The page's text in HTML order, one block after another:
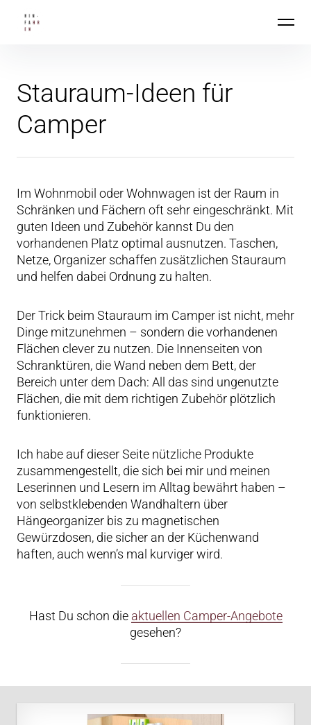
überspringenHin-Fahren
Stauraum-Ideen für
Camper
Im Wohnmobil oder Wohnwagen ist der Raum in
Schränken und Fächern oft sehr eingeschränkt. Mit
guten Ideen und Zubehör kannst Du den
vorhandenen Platz optimal ausnutzen. Taschen,
Netze, Organizer schaffen zusätzlichen Stauraum
und helfen dabei Ordnung zu halten.
Der Trick beim Stauraum im Camper ist nicht, mehr
Dinge mitzunehmen – sondern die vorhandenen
Flächen clever zu nutzen. Die Innenseiten von
Schranktüren, die Wand neben dem Bett, der
Bereich unter dem Dach: All das sind ungenutzte
Flächen, die mit dem richtigen Zubehör plötzlich
funktionieren.
Ich habe auf dieser Seite nützliche Produkte
zusammengestellt, die sich bei mir und meinen
Leserinnen und Lesern im Alltag bewährt haben –
von selbstklebenden Wandhaltern über
Hängeorganizer bis zu magnetischen
Gewürzdosen, die sicher an der Küchenwand
haften, auch wenn’s mal kurviger wird.
Hast Du schon die aktuellen Camper-Angebote
gesehen?